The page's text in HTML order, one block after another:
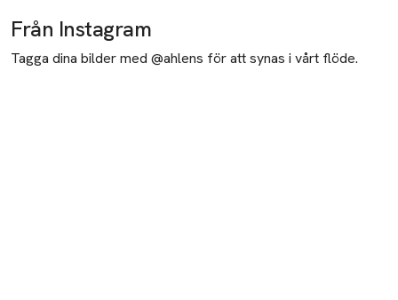
Från Instagram
Tagga dina bilder med @ahlens för att synas i vårt flöde.